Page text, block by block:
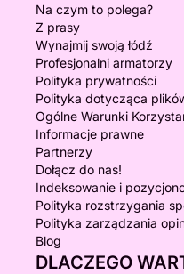
Na czym to polega?
Z prasy
Wynajmij swoją łódź
Profesjonalni armatorzy
Polityka prywatności
Polityka dotycząca
Ogólne Warunki
Informacje prawne
Partnerzy
Dołącz do nas!
Indeksowanie i
Polityka rozstrzygania
Polityka zarządzania
Blog
DLACZEGO